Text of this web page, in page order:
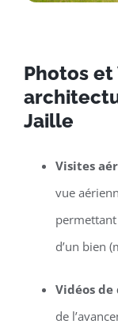
Photos
Jaille
Visites
vue
d’un bien
Vidéos
de